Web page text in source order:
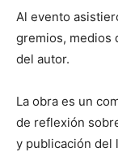
Al evento
gremios, medios
del autor.
La obra es un
de reflexión
y publicación del